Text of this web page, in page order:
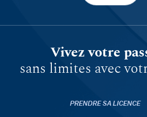
Vivez votre
sans limites avec
PRENDRE SA LICENCE